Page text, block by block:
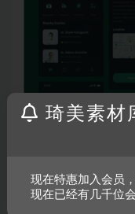
琦美素材
现在特惠加入会员
现在已经有几千位